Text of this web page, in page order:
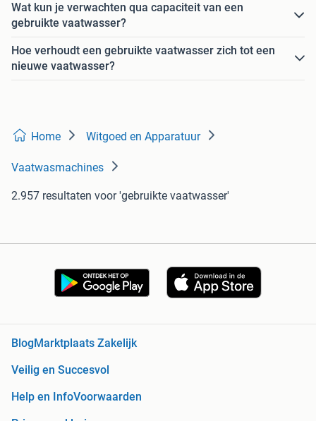
Wat kun je verwachten qua capaciteit van een
gebruikte vaatwasser?
Hoe verhoudt een gebruikte vaatwasser zich tot een
nieuwe vaatwasser?
Home Witgoed en Apparatuur
Vaatwasmachines
2.957 resultaten voor 'gebruikte vaatwasser'
BlogMarktplaats Zakelijk
Veilig en Succesvol
Help en InfoVoorwaarden